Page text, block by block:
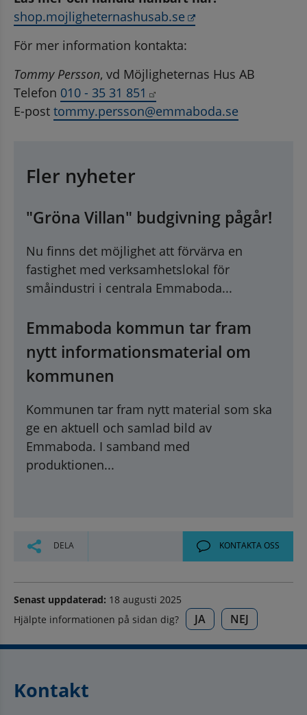
shop.mojligheternashusab.se
Länk till annan
För mer information kontakta:
Tommy Persson, vd Möjligheternas Hus AB
Telefon 010 - 35 31 851
E-post tommy.persson@emmaboda.se
Fler nyheter
"Gröna Villan" budgivning pågår!
Nu finns det möjlighet att förvärva en
fastighet med verksamhetslokal för
småindustri i centrala Emmaboda...
Emmaboda kommun tar fram
nytt informationsmaterial om
kommunen
Kommunen tar fram nytt material som ska
ge en aktuell och samlad bild av
Emmaboda. I samband med
produktionen...
DELA KONTAKTA OSS
Senast uppdaterad: 18 augusti 2025
Hjälpte informationen på sidan dig?
JA NEJ
Kontakt